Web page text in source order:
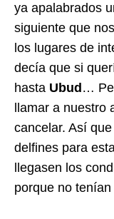
ya apalabrados
siguiente que
los lugares de
decía que si
hasta Ubud …
llamar a
cancelar. Así
delfines para
llegasen los
porque no